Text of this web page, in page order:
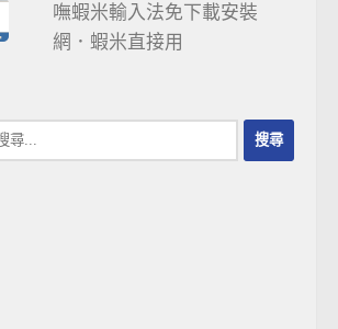
嘸蝦米輸入法免下載安裝
網．蝦米直接用